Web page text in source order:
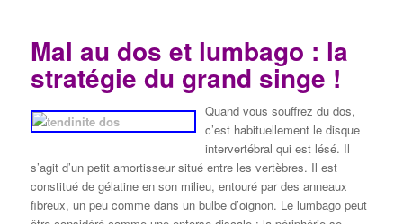
Mal au dos et lumbago : la
stratégie du grand singe !
Quand vous souffrez du dos,
c’est habituellement le disque
intervertébral qui est lésé. Il
s’agit d’un petit amortisseur situé entre les vertèbres. Il est
constitué de gélatine en son milieu, entouré par des anneaux
fibreux, un peu comme dans un bulbe d’oignon. Le lumbago peut